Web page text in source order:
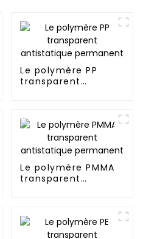
Le polymère PP
transparent
Le polymère PMMA
transparent